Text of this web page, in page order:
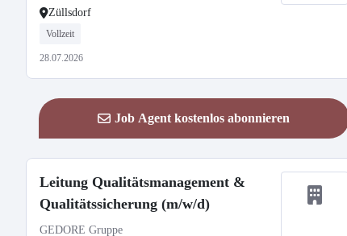
Züllsdorf
Vollzeit
28.07.2026
Job Agent kostenlos abonnieren
Leitung Qualitätsmanagement &
Qualitätssicherung (m/w/d)
GEDORE Gruppe